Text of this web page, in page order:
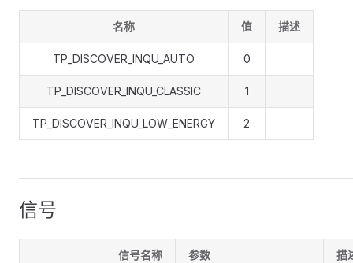
名称 值 描述
TP_DISCOVER_INQU_AUTO 0
TP_DISCOVER_INQU_CLASSIC 1
TP_DISCOVER_INQU_LOW_ENERGY 2
信号
信号名称 参数 描